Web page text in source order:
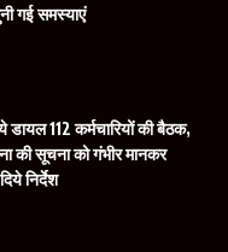
गई समस्याएं
112 कर्मचारियों की बैठक,
की सूचना को गंभीर मानकर
निर्देश